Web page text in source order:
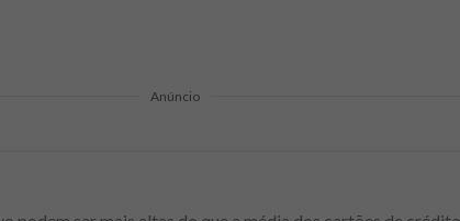
Anúncio